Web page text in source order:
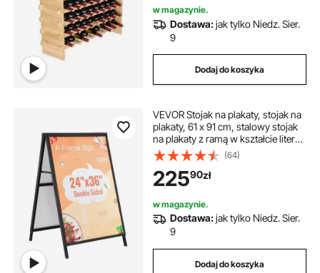
w magazynie.
Dostawa:jak tylko Niedz. Sier.
9
Dodaj do koszyka
VEVOR Stojak na plakaty, stojak na
plakaty, 61 x 91 cm, stalowy stojak
na plakaty z ramą w kształcie litery
A, stojak reklamowy do montażu na
chodniku w restauracjach, barach,
kawiarniach, firmach itp.
(64)
22590zł
w magazynie.
Dostawa:jak tylko Niedz. Sier.
9
Dodaj do koszyka